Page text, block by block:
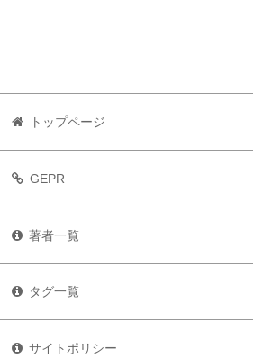
トップページ
GEPR
著者一覧
タグ一覧
サイトポリシー